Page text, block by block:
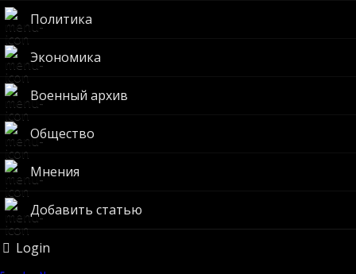
Политика
Экономика
Военный архив
Общество
Мнения
Добавить статью
Login